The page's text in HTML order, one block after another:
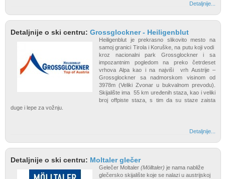
Detaljnije...
Detaljnije o ski centru: Grossglockner - Heiligenblut
Heiligenblut je prekrasno slikovito mesto na
samoj granici Tirola i Koruške, na putu koji vodi
kroz nacionalni park Grossglockner i sa
impozantnim pogledom na preko četrdeset
vrhova Alpa kao i na najviši vrh Austrije –
Grossglockner sa nadmorskom visinom od
3978m (Veliki Zvonar u bukvalnom prevodu).
Skijalište ima 55 km uređenih staza, kao i veliki
broj offpiste staza, s tim da su staze zaista
duge i lepe za vožnju.
Detaljnije...
Detaljnije o ski centru: Moltaler glečer
Gelečer Moltaler (Mölltaler) je nama nabliže
glečersko skijalište koje se nalazi u austrijskoj